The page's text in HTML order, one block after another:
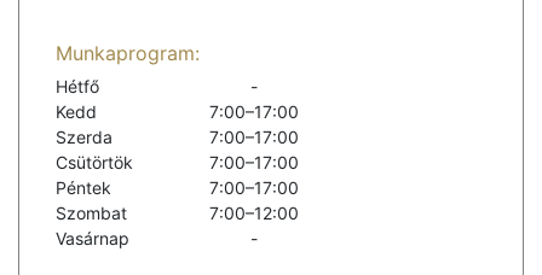
Munkaprogram:
Hétfő
-
Kedd
7:00–17:00
Szerda
7:00–17:00
Csütörtök
7:00–17:00
Péntek
7:00–17:00
Szombat
7:00–12:00
Vasárnap
-